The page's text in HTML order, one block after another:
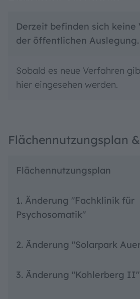
Derzeit befinden sich keine
der öffentlichen Auslegung.
Sobald es neue Verfahren
hier eingesehen werden.
Flächennutzungsplan
Flächennutzungsplan
1. Änderung "Fachklinik für
Psychosomatik"
2. Änderung "Solarpark
3. Änderung "Kohlerberg II"